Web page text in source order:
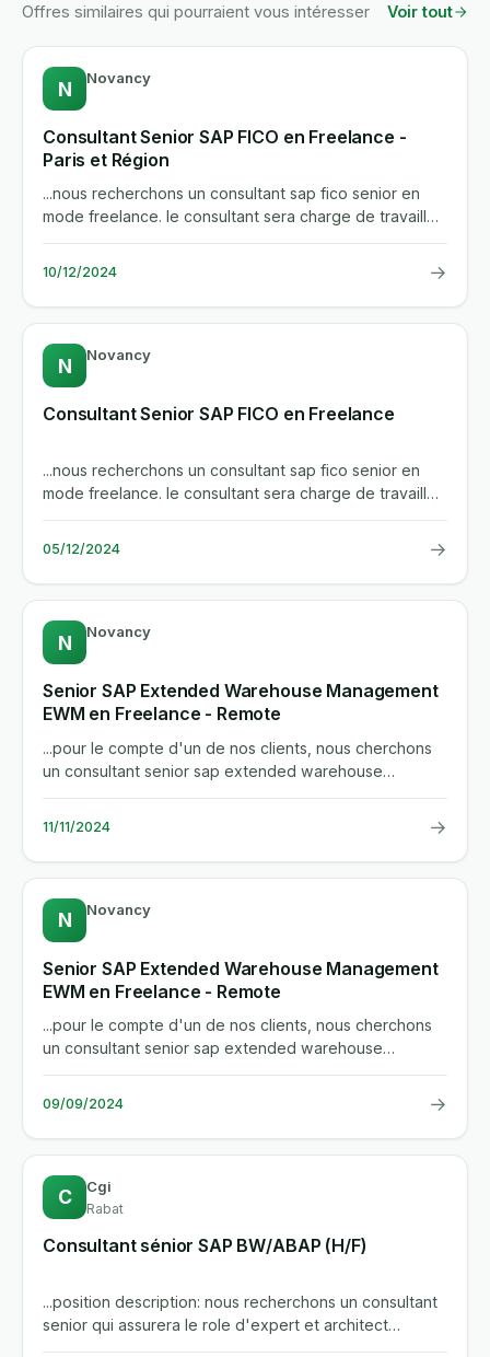
Offres similaires qui pourraient vous intéresser Voir tout
N Novancy
Consultant Senior SAP FICO en Freelance -
Paris et Région
...nous recherchons un consultant sap fico senior en
mode freelance. le consultant sera charge de travailler
directement...
10/12/2024 →
N Novancy
Consultant Senior SAP FICO en Freelance
...nous recherchons un consultant sap fico senior en
mode freelance. le consultant sera charge de travailler
directement...
05/12/2024 →
N Novancy
Senior SAP Extended Warehouse Management
EWM en Freelance - Remote
...pour le compte d'un de nos clients, nous cherchons
un consultant senior sap extended warehouse
management (ewm) en...
11/11/2024 →
N Novancy
Senior SAP Extended Warehouse Management
EWM en Freelance - Remote
...pour le compte d'un de nos clients, nous cherchons
un consultant senior sap extended warehouse
management (ewm) en...
09/09/2024 →
C Cgi
Rabat
Consultant sénior SAP BW/ABAP (H/F)
...position description: nous recherchons un consultant
senior qui assurera le role d'expert et architect
technique pour...